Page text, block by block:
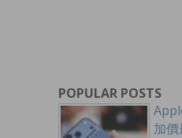
POPULAR POSTS
加